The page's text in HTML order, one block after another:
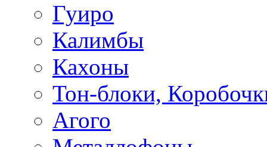
Гуиро
Калимбы
Кахоны
Тон-блоки,
Агого